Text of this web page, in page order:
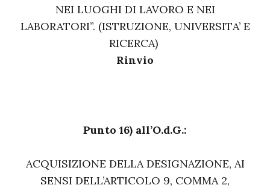
NEI LUOGHI DI LAVORO E NEI
LABORATORI”. (ISTRUZIONE, UNIVERSITA’ E
RICERCA)
Rinvio
Punto 16) all’O.d.G.:
ACQUISIZIONE DELLA DESIGNAZIONE, AI
SENSI DELL’ARTICOLO 9, COMMA 2,